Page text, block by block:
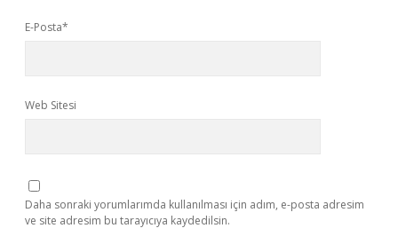
E-Posta*
Web Sitesi
Daha sonraki yorumlarımda kullanılması için adım, e-posta adresim
ve site adresim bu tarayıcıya kaydedilsin.